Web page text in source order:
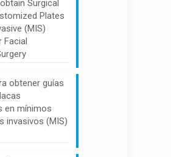
Surgical
Plates
(MIS)
Facial
obtener guías
en mínimos
invasivos (MIS)